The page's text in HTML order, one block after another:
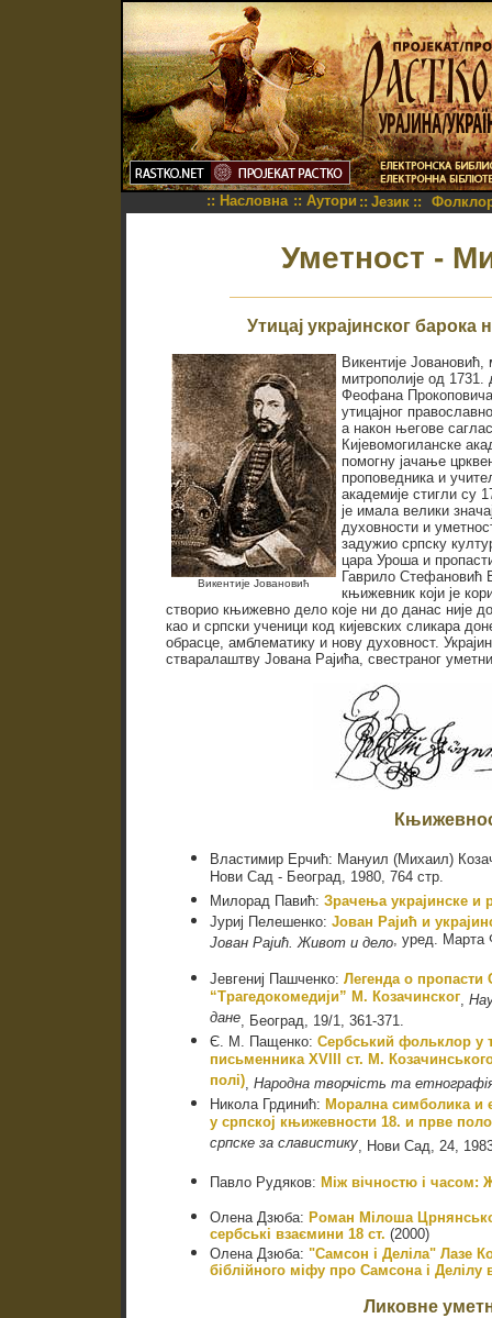
:: Насловна :: Аутори :: Језик ::
Уметност -
Утицај украјинског барока
Викентије Јовановић
Викентије
митрополије од 1731.
Феофана
утицајног
а након његове
Кијевомогиланске
помогну јачање
проповедника и
академије стигли су
је имала велики
духовности и
задужио српску
цара Уроша и
Гаврило Стефановић
књижевник који је
створио књижевно дело које ни до данас није
као и српски ученици код кијевских сликара
обрасце, амблематику и нову духовност.
стваралаштву Јована Рајића, свестраног
Властимир Ерчић: Мануил (Михаил)
Нови Сад - Београд, 1980, 764 стр.
Милорад Павић: Зрачења украјинске и
Јуриј Пелешенко: Јован Рајић и
Јован Рајић. Живот и дело, уред. Марта
Јевгениј Пашченко: Легенда о пропасти
“Трагедокомедији” М. Козачинског,
дане, Београд, 19/1, 361-371.
Є. М. Пащенко: Сербський фольклор у
письменника XVIII ст. М.
полі), Народна творчість та
Никола Грдинић: Морална симболика и
у српској књижевности 18. и прве
српске за славистику, Нови Сад, 24,
Павло Рудяков: Між вічностю і часом:
Олена Дзюба: Роман Мілоша
сербські взаємини 18 ст. (2000)
Олена Дзюба: "Самсон і Деліла" Лазе
біблійного міфу про Самсона і Делілу в
Ликовне